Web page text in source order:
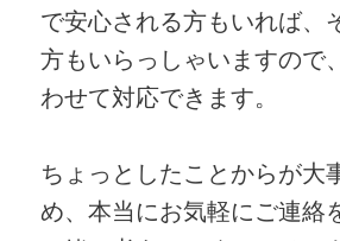
で安心される方もいれば、
方もいらっしゃいますので
わせて対応できます。
ちょっとしたことからが大
め、本当にお気軽にご連絡